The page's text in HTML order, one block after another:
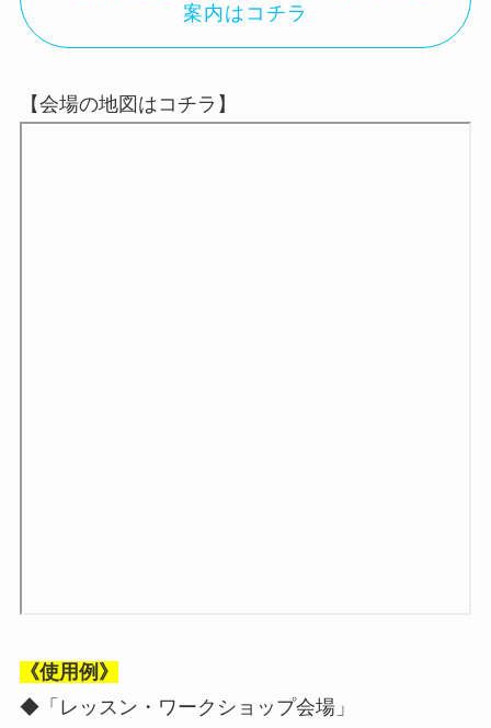
案内はコチラ
【会場の地図はコチラ】
《使用例》
◆「レッスン・ワークショップ会場」